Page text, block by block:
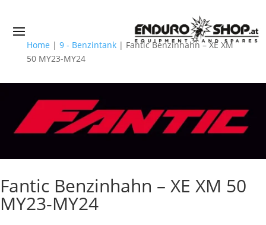
Home | 9 - Benzintank| Fantic Benzinhahn – XE XM
50 MY23-MY24
Fantic Benzinhahn – XE XM 50
MY23-MY24